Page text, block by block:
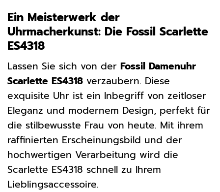
Ein Meisterwerk der
Uhrmacherkunst: Die Fossil Scarlette
ES4318
Lassen Sie sich von der Fossil Damenuhr
Scarlette ES4318 verzaubern. Diese
exquisite Uhr ist ein Inbegriff von zeitloser
Eleganz und modernem Design, perfekt für
die stilbewusste Frau von heute. Mit ihrem
raffinierten Erscheinungsbild und der
hochwertigen Verarbeitung wird die
Scarlette ES4318 schnell zu Ihrem
Lieblingsaccessoire.